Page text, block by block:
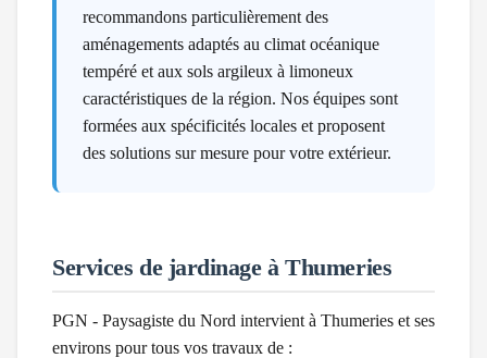
recommandons particulièrement des
aménagements adaptés au climat océanique
tempéré et aux sols argileux à limoneux
caractéristiques de la région. Nos équipes sont
formées aux spécificités locales et proposent
des solutions sur mesure pour votre extérieur.
Services de jardinage àThumeries
PGN - Paysagiste du Nord intervient à Thumeries et ses
environs pour tous vos travaux de :